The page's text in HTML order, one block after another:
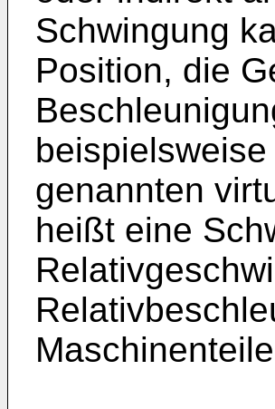
Schwingung
Position, die
genannten
heißt eine